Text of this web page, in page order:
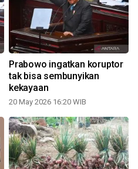
Prabowo ingatkan koruptor
tak bisa sembunyikan
kekayaan
20 May 2026 16:20 WIB